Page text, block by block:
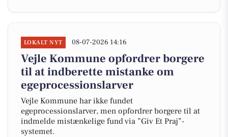
LOKALT NYT 08-07-2026 14:16
Vejle Kommune opfordrer borgere
til at indberette mistanke om
egeprocessionslarver
Vejle Kommune har ikke fundet
egeprocessionslarver, men opfordrer borgere til at
indmelde mistænkelige fund via ”Giv Et Praj”-
systemet.